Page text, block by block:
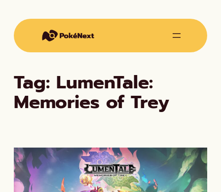
contenuto
Tag: LumenTale:
Memories of Trey